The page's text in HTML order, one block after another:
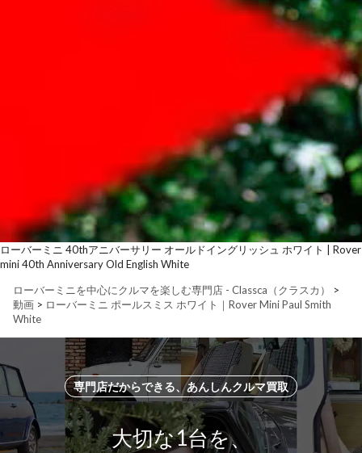
ローバーミニ 40thアニバーサリー オールドイングリッシュ ホワイト | Rover
mini 40th Anniversary Old English White
ローバーミニを中心にクルマを楽しむ専門店 - Classca（クラスカ）
>
動画 > ローバーミニ ポールスミス ホワイト｜Rover Mini Paul Smith
White
専門店だからできる、あんしんクルマ買取
大切な1台を、